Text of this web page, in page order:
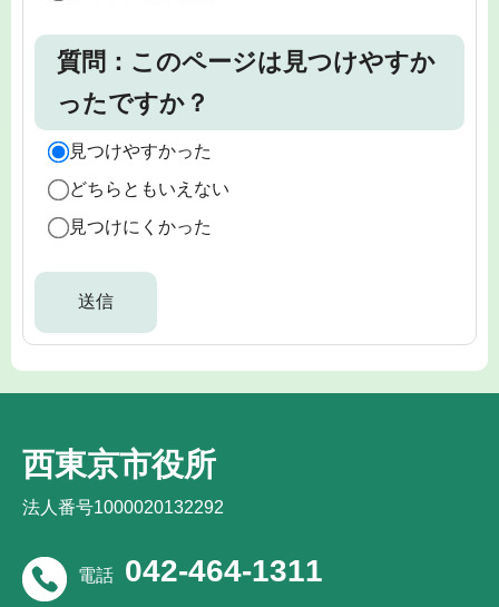
質問：このページは見つけやすか
ったですか？
見つけやすかった
どちらともいえない
見つけにくかった
西東京市役所
法人番号1000020132292
電話 042-464-1311